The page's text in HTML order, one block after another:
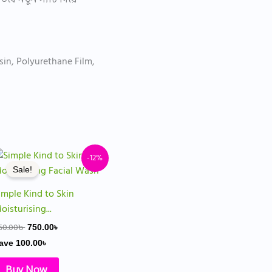
Polyurethane Film,
-12%
Sale!
Kind to Skin
৳
Original
price
was:
750.00৳
Current
is:
100.00৳